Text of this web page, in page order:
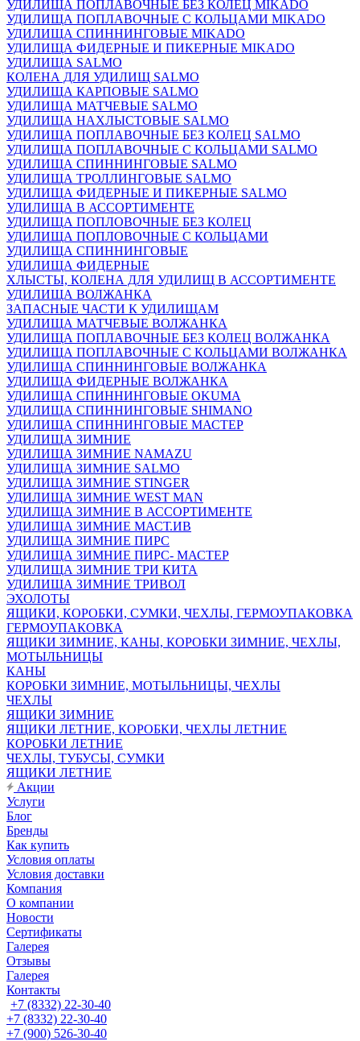
УДИЛИЩА ПОПЛАВОЧНЫЕ БЕЗ КОЛЕЦ MIKADO
УДИЛИЩА ПОПЛАВОЧНЫЕ С КОЛЬЦАМИ MIKADO
УДИЛИЩА СПИННИНГОВЫЕ MIKADO
УДИЛИЩА ФИДЕРНЫЕ И ПИКЕРНЫЕ MIKADO
УДИЛИЩА SALMO
КОЛЕНА ДЛЯ УДИЛИЩ SALMO
УДИЛИЩА КАРПОВЫЕ SALMO
УДИЛИЩА МАТЧЕВЫЕ SALMO
УДИЛИЩА НАХЛЫСТОВЫЕ SALMO
УДИЛИЩА ПОПЛАВОЧНЫЕ БЕЗ КОЛЕЦ SALMO
УДИЛИЩА ПОПЛАВОЧНЫЕ С КОЛЬЦАМИ SALMO
УДИЛИЩА СПИННИНГОВЫЕ SALMO
УДИЛИЩА ТРОЛЛИНГОВЫЕ SALMO
УДИЛИЩА ФИДЕРНЫЕ И ПИКЕРНЫЕ SALMO
УДИЛИЩА В АССОРТИМЕНТЕ
УДИЛИЩА ПОПЛОВОЧНЫЕ БЕЗ КОЛЕЦ
УДИЛИЩА ПОПЛОВОЧНЫЕ С КОЛЬЦАМИ
УДИЛИЩА СПИННИНГОВЫЕ
УДИЛИЩА ФИДЕРНЫЕ
ХЛЫСТЫ, КОЛЕНА ДЛЯ УДИЛИЩ В АССОРТИМЕНТЕ
УДИЛИЩА ВОЛЖАНКА
ЗАПАСНЫЕ ЧАСТИ К УДИЛИЩАМ
УДИЛИЩА МАТЧЕВЫЕ ВОЛЖАНКА
УДИЛИЩА ПОПЛАВОЧНЫЕ БЕЗ КОЛЕЦ ВОЛЖАНКА
УДИЛИЩА ПОПЛАВОЧНЫЕ С КОЛЬЦАМИ ВОЛЖАНКА
УДИЛИЩА СПИННИНГОВЫЕ ВОЛЖАНКА
УДИЛИЩА ФИДЕРНЫЕ ВОЛЖАНКА
УДИЛИЩА СПИННИНГОВЫЕ OKUMA
УДИЛИЩА СПИННИНГОВЫЕ SHIMANO
УДИЛИЩА СПИННИНГОВЫЕ МАСТЕР
УДИЛИЩА ЗИМНИЕ
УДИЛИЩА ЗИМНИЕ NAMAZU
УДИЛИЩА ЗИМНИЕ SALMO
УДИЛИЩА ЗИМНИЕ STINGER
УДИЛИЩА ЗИМНИЕ WEST MAN
УДИЛИЩА ЗИМНИЕ В АССОРТИМЕНТЕ
УДИЛИЩА ЗИМНИЕ МАСТ.ИВ
УДИЛИЩА ЗИМНИЕ ПИРС
УДИЛИЩА ЗИМНИЕ ПИРС- МАСТЕР
УДИЛИЩА ЗИМНИЕ ТРИ КИТА
УДИЛИЩА ЗИМНИЕ ТРИВОЛ
ЭХОЛОТЫ
ЯЩИКИ, КОРОБКИ, СУМКИ, ЧЕХЛЫ, ГЕРМОУПАКОВКА
ГЕРМОУПАКОВКА
ЯЩИКИ ЗИМНИЕ, КАНЫ, КОРОБКИ ЗИМНИЕ, ЧЕХЛЫ,
МОТЫЛЬНИЦЫ
КАНЫ
КОРОБКИ ЗИМНИЕ, МОТЫЛЬНИЦЫ, ЧЕХЛЫ
ЧЕХЛЫ
ЯЩИКИ ЗИМНИЕ
ЯЩИКИ ЛЕТНИЕ, КОРОБКИ, ЧЕХЛЫ ЛЕТНИЕ
КОРОБКИ ЛЕТНИЕ
ЧЕХЛЫ, ТУБУСЫ, СУМКИ
ЯЩИКИ ЛЕТНИЕ
Акции
Услуги
Блог
Бренды
Как купить
Условия оплаты
Условия доставки
Компания
О компании
Новости
Сертификаты
Галерея
Отзывы
Галерея
Контакты
+7 (8332) 22-30-40
+7 (8332) 22-30-40
+7 (900) 526-30-40